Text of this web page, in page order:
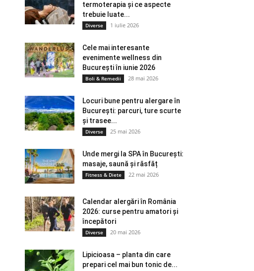
termoterapia și ce aspecte
trebuie luate...
Diverse 1 iulie 2026
Cele mai interesante
evenimente wellness din
București în iunie 2026
Boli & Remedii 28 mai 2026
Locuri bune pentru alergare în
București: parcuri, ture scurte
și trasee...
Diverse 25 mai 2026
Unde mergi la SPA în București:
masaje, saună și răsfăț
Fitness & Diete 22 mai 2026
Calendar alergări în România
2026: curse pentru amatori și
începători
Diverse 20 mai 2026
Lipicioasa – planta din care
prepari cel mai bun tonic de...